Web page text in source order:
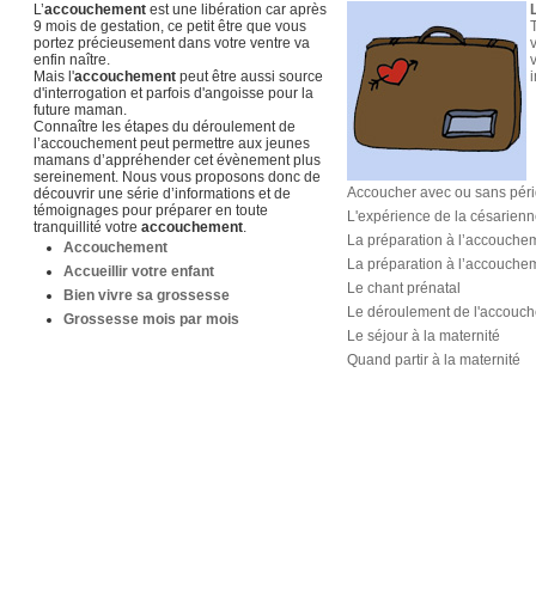
L’accouchementest une libération car après
9 mois de gestation, ce petit être que vous
portez précieusement dans votre ventre va
enfin naître.
Mais l'accouchementpeut être aussi source
d'interrogation et parfois d'angoisse pour la
future maman.
Connaître les étapes du déroulement de
l’accouchement peut permettre aux jeunes
mamans d’appréhender cet évènement plus
sereinement. Nous vous proposons donc de
découvrir une série d’informations et de
témoignages pour préparer en toute
tranquillité votre accouchement.
Accouchement
Accueillir votre enfant
Bien vivre sa grossesse
Grossesse mois par mois
Accoucher avec ou sans
L'expérience de la
La préparation à
La préparation à
Le chant prénatal
Le déroulement de
Le séjour à la maternité
Quand partir à la maternité